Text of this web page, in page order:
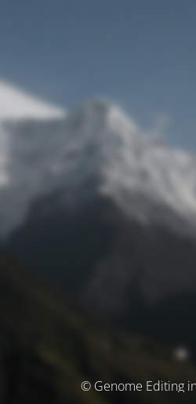
© Genome Editing